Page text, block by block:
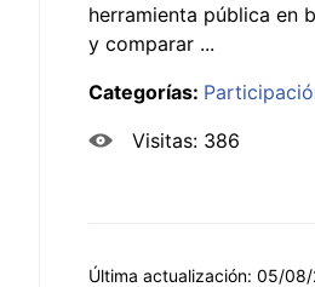
herramienta pública en
y comparar ...
Categorías:
Visitas: 386
Última actualización: 05/08/